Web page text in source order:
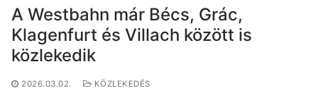
A Westbahn már Bécs, Grác,
Klagenfurt és Villach között is
közlekedik
2026.03.02. KÖZLEKEDÉS